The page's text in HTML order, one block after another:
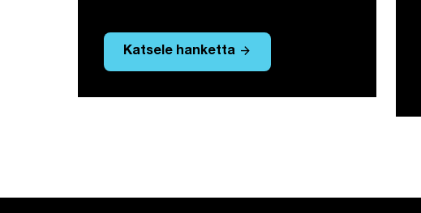
Katsele hanketta arrow_forward